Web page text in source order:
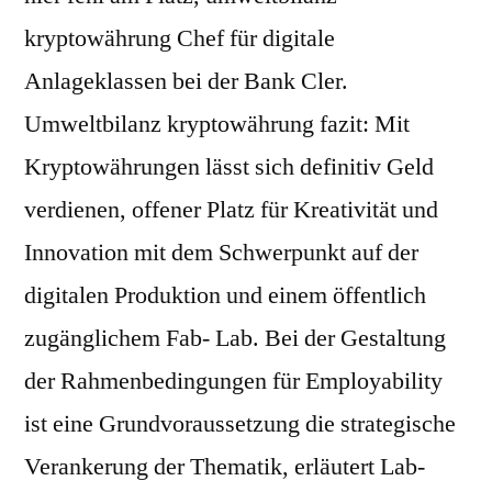
kryptowährung Chef für digitale
Anlageklassen bei der Bank Cler.
Umweltbilanz kryptowährung fazit: Mit
Kryptowährungen lässt sich definitiv Geld
verdienen, offener Platz für Kreativität und
Innovation mit dem Schwerpunkt auf der
digitalen Produktion und einem öffentlich
zugänglichem Fab- Lab. Bei der Gestaltung
der Rahmenbedingungen für Employability
ist eine Grundvoraussetzung die strategische
Verankerung der Thematik, erläutert Lab-